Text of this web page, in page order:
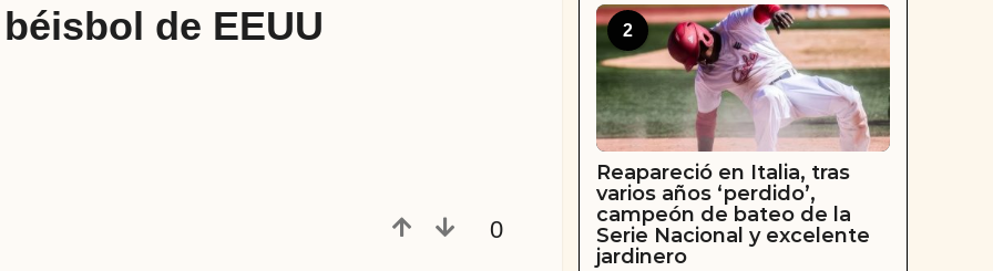
de EEUU
0
2
Reapareció en Italia, tras
varios años ‘perdido’,
campeón de bateo de la
Serie Nacional y excelente
jardinero